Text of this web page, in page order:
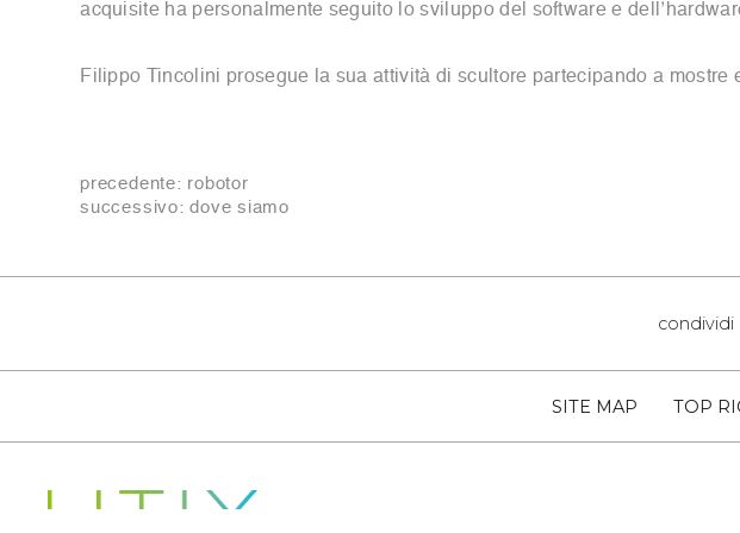
acquisite ha personalmente seguito lo sviluppo del software e
Filippo Tincolini prosegue la sua attività di scultore partecipando a mostre
precedente: robotor
successivo:dove siamo
condividi
SITE MAP TOP